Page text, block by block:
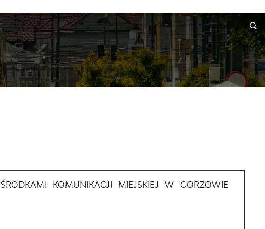
OFERTA INFORMACJE WNIOSKI I REKLAMACJE KONTAKT
KOMUNIKACJI MIEJSKIEJ W GORZOWIE